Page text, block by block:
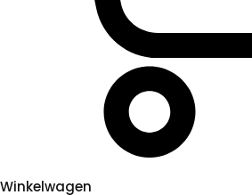
Winkelwagen